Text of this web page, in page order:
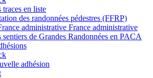
traces en liste
des randonnées pédestres (FFRP)
France administrative
sentiers de Grandes Randonnées en PACA
adhésion